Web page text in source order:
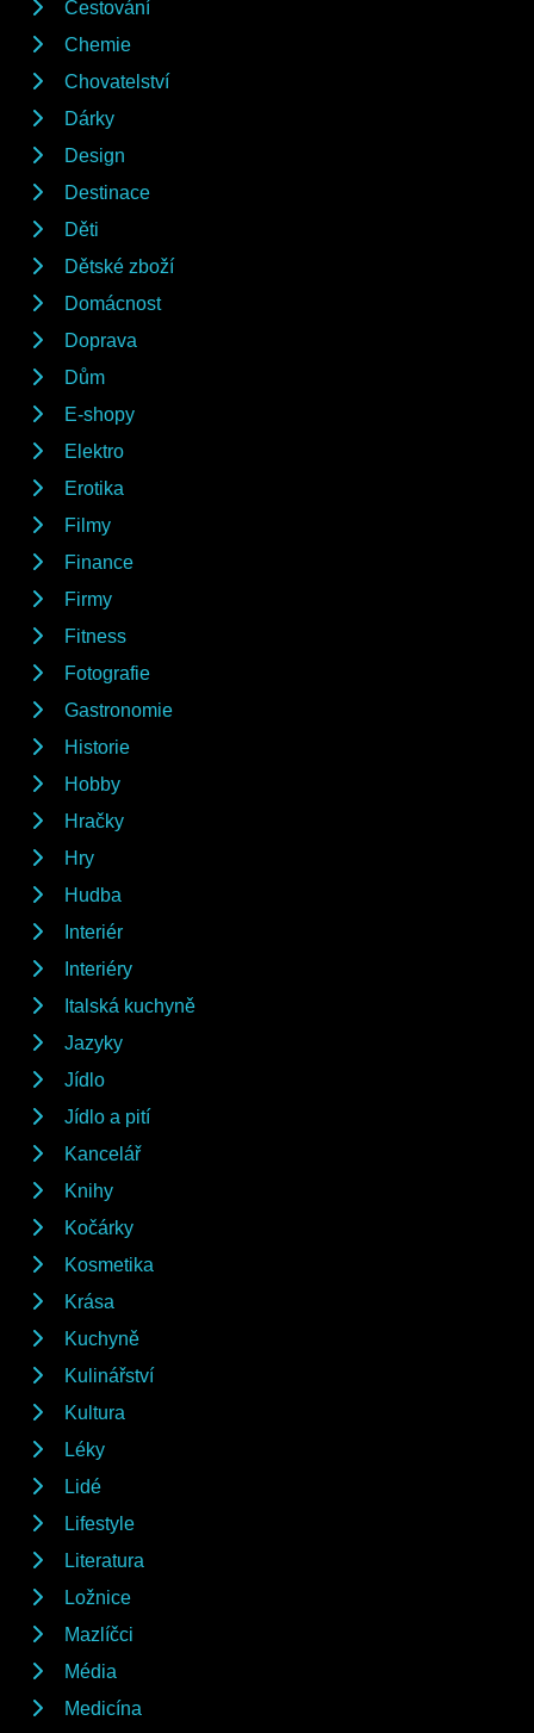
Cestování
Chemie
Chovatelství
Dárky
Design
Destinace
Děti
Dětské zboží
Domácnost
Doprava
Dům
E-shopy
Elektro
Erotika
Filmy
Finance
Firmy
Fitness
Fotografie
Gastronomie
Historie
Hobby
Hračky
Hry
Hudba
Interiér
Interiéry
Italská kuchyně
Jazyky
Jídlo
Jídlo a pití
Kancelář
Knihy
Kočárky
Kosmetika
Krása
Kuchyně
Kulinářství
Kultura
Léky
Lidé
Lifestyle
Literatura
Ložnice
Mazlíčci
Média
Medicína